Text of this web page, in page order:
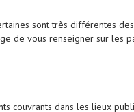
sont très différentes
de vous renseigner sur les
couvrants dans les lieux